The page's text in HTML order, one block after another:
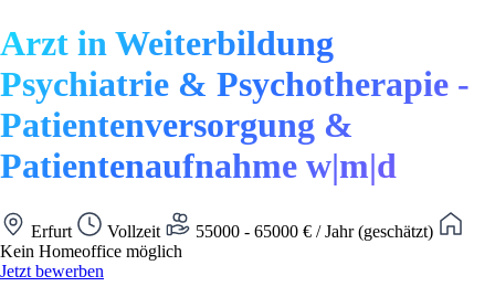
Arzt in Weiterbildung
Psychiatrie & Psychotherapie -
Patientenversorgung &
Patientenaufnahme w|m|d
Erfurt Vollzeit
55000 - 65000 € / Jahr (geschätzt)
Kein Homeoffice möglich
Jetzt bewerben